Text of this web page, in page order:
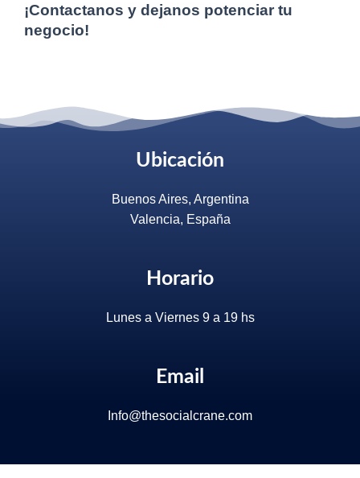
¡Contactanos y dejanos potenciar tu
negocio!
Ubicación
Buenos Aires, Argentina
Valencia, España
Horario
Lunes a Viernes 9 a 19 hs
Email
Info@thesocialcrane.com